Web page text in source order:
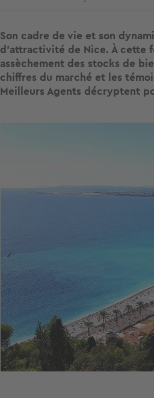
Son cadre de vie et son
d'attractivité de Nice. À cette
assèchement des stocks de
chiffres du marché et les
Meilleurs Agents décryptent